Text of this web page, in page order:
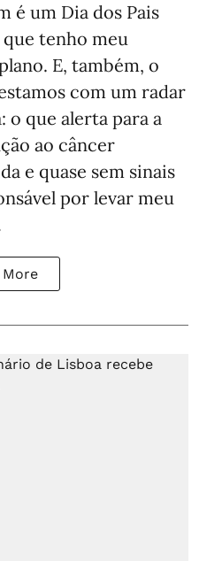
é um Dia dos Pais
tenho meu
E, também, o
com um radar
o que alerta para a
ao câncer
e quase sem sinais
por levar meu
More